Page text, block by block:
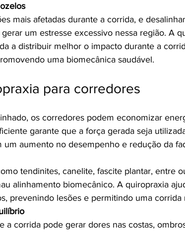
mais afetadas durante a corrida, e
um estresse excessivo nessa região. A
a distribuir melhor o impacto durante a
uma biomecânica saudável.
para corredores
os corredores podem economizar
garante que a força gerada seja
um aumento no desempenho e redução da
tendinites, canelite, fascite plantar, entre
alinhamento biomecânico. A quiropraxia
prevenindo lesões e permitindo uma corrida
a corrida pode gerar dores nas costas,